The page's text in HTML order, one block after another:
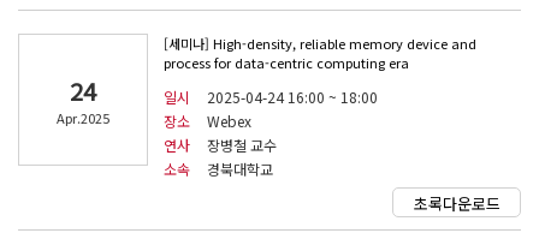
24
Apr.2025
[세미나] High-density, reliable memory device and
process for data-centric computing era
일시
2025-04-24 16:00 ~ 18:00
장소
Webex
연사
장병철 교수
소속
경북대학교
초록다운로드